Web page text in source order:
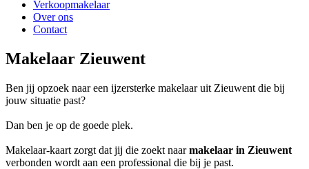
Verkoopmakelaar
Over ons
Contact
Makelaar Zieuwent
Ben jij opzoek naar een ijzersterke makelaar uit Zieuwent die bij
jouw situatie past?
Dan ben je op de goede plek.
Makelaar-kaart zorgt dat jij die zoekt naarmakelaar in Zieuwent
verbonden wordt aan een professional die bij je past.